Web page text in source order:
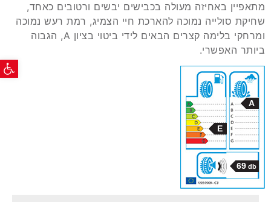
פתח
מתאפיין באחיזה מעולה בכבישים יבשים ורטובים כאחד,
שחיקת סולייה נמוכה להארכת חיי הצמיג, רמת רעש נמוכה
ומרחקי בלימה קצרים הבאים לידי ביטוי בציון A, הגבוה
ביותר האפשרי.
E
A
69 db